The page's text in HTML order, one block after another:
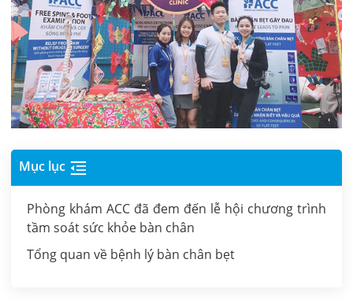
Mục lục
Phòng khám ACC đã đem đến lễ hội chương trình
tầm soát sức khỏe bàn chân
Tổng quan về bệnh lý bàn chân bẹt